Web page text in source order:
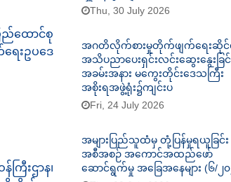
ည်ထောင်စု
ေးဥပဒေ
ြီးဌာန၊
Thu, 30 July 2026
အဂတိလိုက်စားမှုတိုက်ဖျက်ရေးဆိုင်
အသိပညာပေးရှင်းလင်းဆွေးနွေးခြင်
အခမ်းအနား မကွေးတိုင်းဒေသကြီး
အစိုးရအဖွဲ့ရုံး၌ကျင်းပ
Fri, 24 July 2026
အများပြည်သူထံမှ တုံ့ပြန်မှုရယူခြင်း
အစီအစဉ် အကောင်အထည်ဖော်
ဆောင်ရွက်မှု အခြေအနေများ (၆/၂